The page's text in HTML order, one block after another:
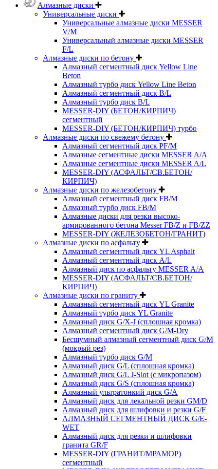
Алмазные диски
Универсальные диски
Универсальные алмазные диски MESSER
V/M
Универсальный алмазные диски MESSER
F/L
Алмазные диски по бетону
Алмазный сегментный диск Yellow Line
Beton
Алмазный турбо диск Yellow Line Beton
Алмазный сегментный диск B/L
Алмазный турбо диск B/L
MESSER-DIY (БЕТОН/КИРПИЧ)
сегментный
MESSER-DIY (БЕТОН/КИРПИЧ) турбо
Алмазные диски по свежему бетону
Алмазный сегментный диск PF/M
Алмазные сегментные диски MESSER A/A
Алмазные сегментные диски MESSER A/L
MESSER-DIY (АСФАЛЬТ/СВ.БЕТОН/
КИРПИЧ)
Алмазные диски по железобетону
Алмазный сегментный диск FB/M
Алмазный турбо диск FB/M
Алмазные диски для резки высоко-
армированного бетона Messer FB/Z и FB/ZZ
MESSER-DIY (ЖЕЛЕЗОБЕТОН/ГРАНИТ)
Алмазные диски по асфальту
Алмазный сегментный диск YL Asphalt
Алмазный сегментный диск A/L
Алмазный диск по асфальту MESSER A/A
MESSER-DIY (АСФАЛЬТ/СВ.БЕТОН/
КИРПИЧ)
Алмазные диски по граниту
Алмазный сегментный диск YL Granite
Алмазный турбо диск YL Granite
Алмазный диск G/X-J (сплошная кромка)
Алмазный сегментный диск G/M-Dry
Бесшумный алмазный сегментный диск G/M
(мокрый рез)
Алмазный турбо диск G/M
Алмазный диск G/L (сплошная кромка)
Алмазный диск G/L J-Slot (с микропазом)
Алмазный диск G/S (сплошная кромка)
Алмазный ультратонкий диск G/A
Алмазный диск для лекальной резки GM/D
Алмазный диск для шлифовки и резки G/F
АЛМАЗНЫЙ СЕГМЕНТНЫЙ ДИСК G/E-
WET
Алмазный диск для резки и шлифовки
гранита GR/F
MESSER-DIY (ГРАНИТ/МРАМОР)
сегментный